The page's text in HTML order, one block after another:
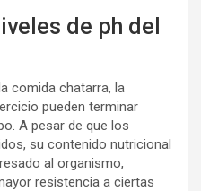
de ph del
comida chatarra, la
pueden terminar
A pesar de que los
su contenido nutricional
al organismo,
resistencia a ciertas